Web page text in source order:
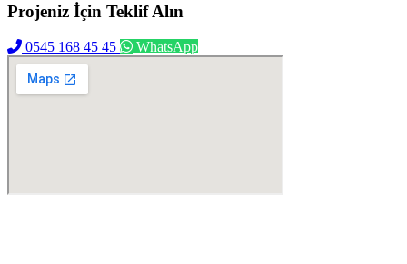
Projeniz İçin Teklif Alın
0545 168 45 45 WhatsApp